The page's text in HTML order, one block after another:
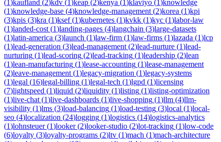
(1)kaufland (2)kdv (1)keap (2)kenya (1)klaviyo (1)knowledge
(1)knowledge-base (4)knowledge-management (2)korea (1)kpi
(3)kpis (3)kra (1)ksef(1)kubernetes (1)kvkk (1)kyc (1)labor-law
(1)landed-cost (1)landing-pages (4)langchain (3)large-datasets
(1)latin-america (3)launch (1)law-firm (1)law-firms (1)lazada (1)lcp
(1)lead-generation (3)lead-management (2)lead-nurture (1)lead-
nurturing (1)lead-scoring (2)lead-tracking (1)leadership (2)lean
(1)lean-manufacturing (1)lease-accounting (1)lease-management
(2)leave-management (1)legacy-migration (1)legacy-systems
(1)legal (16)legal-billing (1)legal-tech (1)lgpd (1)licensing
(7)lightspeed (1)liquid (2)liquidity (1)listing (1)listing-optimization
(1)live-chat (1)live-dashboards (1)live-shopping (1)llm (4)llm-
visibility (1)lms (3)load-balancing (1)load-testing (3)local (1)local-
seo (4)localization (24)logging (1)logistics (14)logistics-analytics
(1)lohnsteuer(1)looker(2)looker-studio (2)lot-tracking (1)low-code
(6)loyalty (3)loyalty-programs (2)ltv (1)mach (1)mach-architecture